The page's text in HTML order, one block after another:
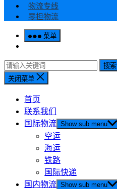
物流专线
零担物流
菜单
搜索
关闭菜单
首页
联系我们
国际物流 Show sub menu
空运
海运
铁路
国际快递
国内物流 Show sub menu